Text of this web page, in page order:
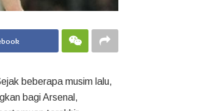
beberapa musim lalu,
bagi Arsenal,